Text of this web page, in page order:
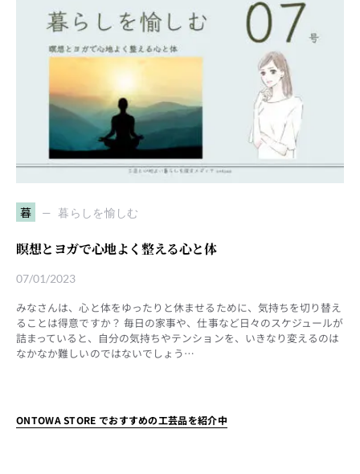
暮 暮らしを愉しむ
瞑想とヨガで心地よく整える心と体
07/01/2023
みなさんは、心と体をゆったりと休ませるために、気持ちを切り替え
ることは得意ですか？ 毎日の家事や、仕事など日々のスケジュールが
詰まっていると、自分の気持ちやテンションを、いきなり変えるのは
なかなか難しいのではないでしょう…
ONTOWA STORE でおすすめの工芸品を紹介中